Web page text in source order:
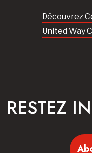
Découvrez
United Way
RESTEZ